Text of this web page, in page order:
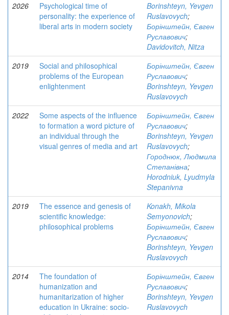
2026
Psychological time of
personality: the experience of
liberal arts in modern society
Borinshteyn, Yevgen
Ruslavovych;
Борінштейн, Євген
Руславович;
Davidovitch, Nitza
2019
Social and philosophical
problems of the European
enlightenment
Борінштейн, Євген
Руславович;
Borinshteyn, Yevgen
Ruslavovych
2022
Some aspects of the influence
to formation a word picture of
an individual through the
visual genres of media and art
Борінштейн, Євген
Руславович;
Borinshteyn, Yevgen
Ruslavovych;
Городнюк, Людмила
Степанівна;
Horodniuk, Lyudmyla
Stepanivna
2019
The essence and genesis of
scientific knowledge:
philosophical problems
Konakh, Mikola
Semyonovich;
Борінштейн, Євген
Руславович;
Borinshteyn, Yevgen
Ruslavovych
2014
The foundation of
humanization and
humanitarization of higher
education in Ukraine: socio-
Борінштейн, Євген
Руславович;
Borinshteyn, Yevgen
Ruslavovych